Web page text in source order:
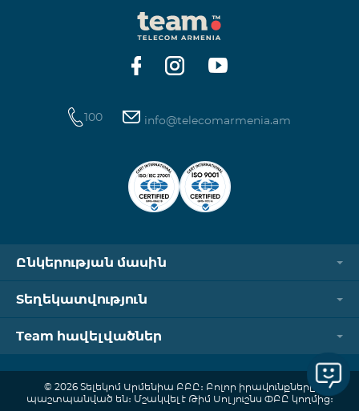
100 info@telecomarmenia.am
Ընկերության մասին
Տեղեկատվություն
Team հավելվածներ
© 2026 Տելեկոմ Արմենիա ԲԲԸ։ Բոլոր իրավունքները
պաշտպանված են։ Մշակվել է Թիմ Սոլյուշնս ՓԲԸ կողմից։